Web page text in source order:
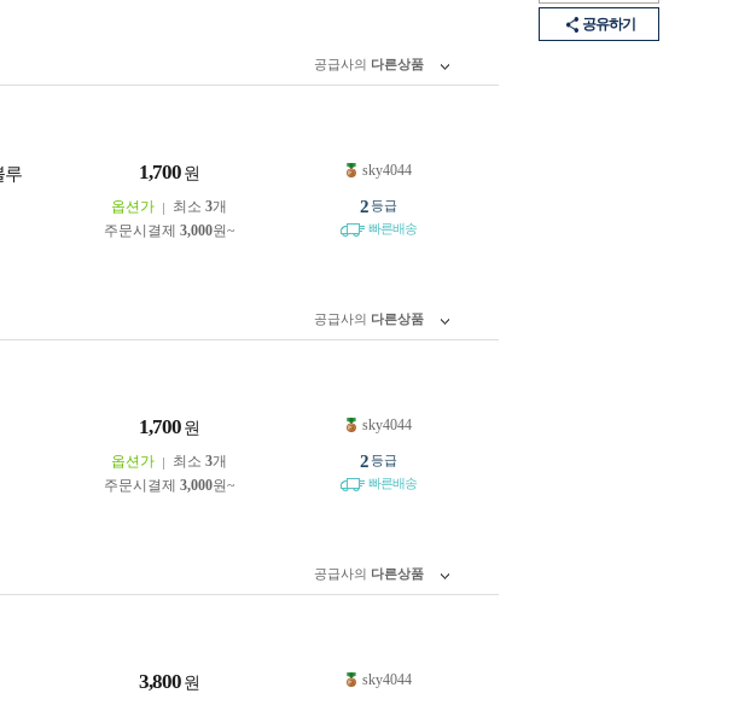
공유하기
공급사의 다른상품
루 1,700 원
옵션가 최소 3개
주문시결제 3,000원~
sky4044
2등급
빠른배송
공급사의 다른상품
1,700 원
옵션가 최소 3개
주문시결제 3,000원~
sky4044
2등급
빠른배송
공급사의 다른상품
3,800 원 sky4044